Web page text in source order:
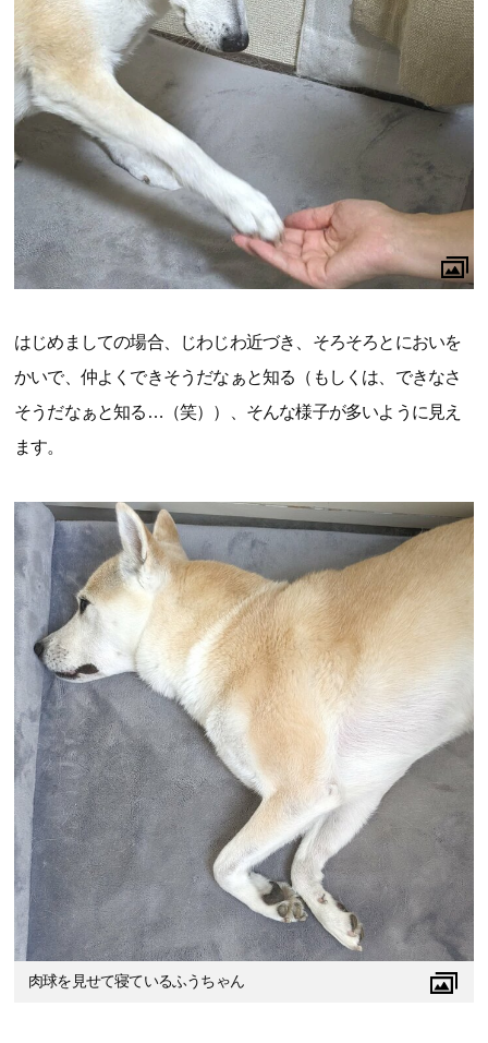
はじめましての場合、じわじわ近づき、そろそろとにおいを
かいで、仲よくできそうだなぁと知る（もしくは、できなさ
そうだなぁと知る…（笑））、そんな様子が多いように見え
ます。
肉球を見せて寝ているふうちゃん